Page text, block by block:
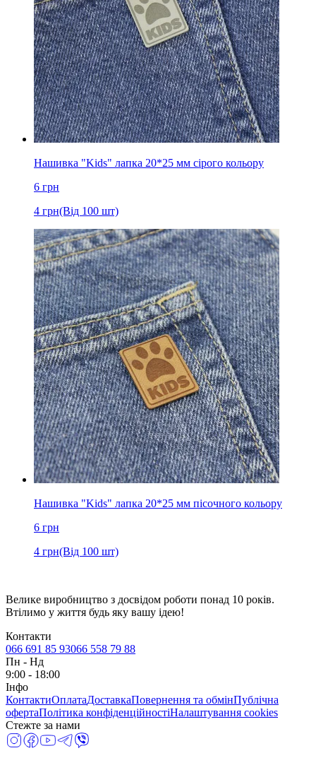
Нашивка "Kids" лапка 20*25 мм сірого кольору
6 грн
4 грн(Від 100 шт)
Нашивка "Kids" лапка 20*25 мм пісочного кольору
6 грн
4 грн(Від 100 шт)
Велике виробництво з досвідом роботи понад 10 років.
Втілимо у життя будь яку вашу ідею!
Контакти
066 691 85 93066 558 79 88
Пн - Нд
9:00 - 18:00
Інфо
КонтактиОплатаДоставкаПовернення та обмінПублічна
офертаПолітика конфіденційностіНалаштування cookies
Стежте за нами